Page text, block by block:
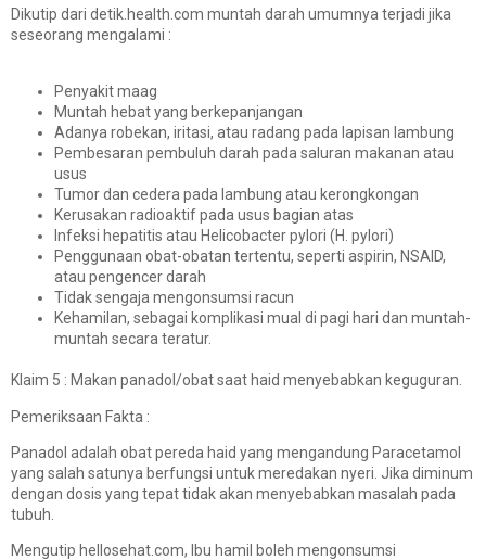
Dikutip dari detik.health.com muntah darah umumnya terjadi jika
seseorang mengalami :
Penyakit maag
Muntah hebat yang berkepanjangan
Adanya robekan, iritasi, atau radang pada lapisan lambung
Pembesaran pembuluh darah pada saluran makanan atau
usus
Tumor dan cedera pada lambung atau kerongkongan
Kerusakan radioaktif pada usus bagian atas
Infeksi hepatitis atau Helicobacter pylori (H. pylori)
Penggunaan obat-obatan tertentu, seperti aspirin, NSAID,
atau pengencer darah
Tidak sengaja mengonsumsi racun
Kehamilan, sebagai komplikasi mual di pagi hari dan muntah-
muntah secara teratur.
Klaim 5 : Makan panadol/obat saat haid menyebabkan keguguran.
Pemeriksaan Fakta :
Panadol adalah obat pereda haid yang mengandung Paracetamol
yang salah satunya berfungsi untuk meredakan nyeri. Jika diminum
dengan dosis yang tepat tidak akan menyebabkan masalah pada
tubuh.
Mengutip hellosehat.com, Ibu hamil boleh mengonsumsi